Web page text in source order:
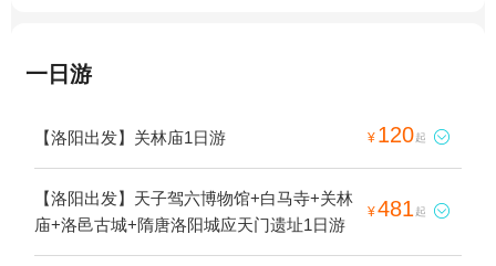
一日游
【洛阳出发】关林庙1日游 ¥ 120起 
【洛阳出发】天子驾六博物馆+白马寺+关林
庙+洛邑古城+隋唐洛阳城应天门遗址1日游
¥481 起 